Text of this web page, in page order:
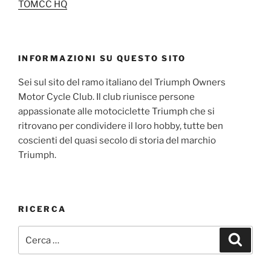
TOMCC HQ
INFORMAZIONI SU QUESTO SITO
Sei sul sito del ramo italiano del Triumph Owners
Motor Cycle Club. Il club riunisce persone
appassionate alle motociclette Triumph che si
ritrovano per condividere il loro hobby, tutte ben
coscienti del quasi secolo di storia del marchio
Triumph.
RICERCA